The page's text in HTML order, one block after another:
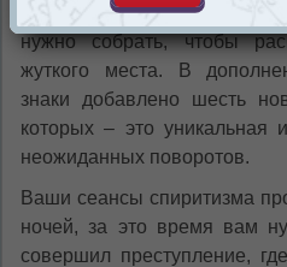
карта – это еще одна
нужно собрать, чтобы
жуткого места. В
знаки добавлено шесть
которых – это уникальная
неожиданных поворотов.
Ваши сеансы спиритизма
ночей, за это время вам
совершил преступление,